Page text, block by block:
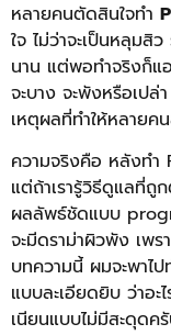
หลายคนตัดสินใจทำ
ใจ ไม่ว่าจะเป็นหลุม
นาน แต่พอทำจริงก็
จะบาง จะพังหรือเปล่
เหตุผลที่ทำให้หลายค
ความจริงคือ หลังทำ
แต่ถ้าเรารู้วิธีดูแลที่ถู
ผลลัพธ์ชัดแบบ
จะมีดราม่าผิวพัง เพร
บทความนี้ ผมจะพาไป
แบบละเอียดยิบ ว่าอะ
เนียนแบบไม่มีสะดุดค